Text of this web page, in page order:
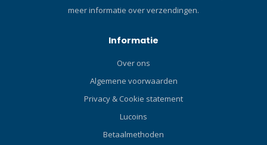
meer informatie over verzendingen.
Informatie
Over ons
Algemene voorwaarden
Privacy & Cookie statement
Lucoins
Betaalmethoden